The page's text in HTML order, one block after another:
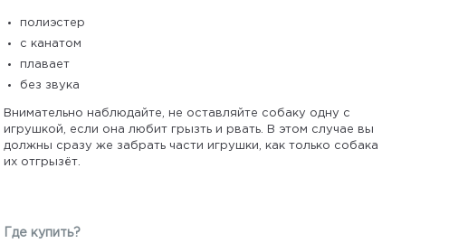
полиэстер
с канатом
плавает
без звука
Внимательно наблюдайте, не оставляйте собаку одну с
игрушкой, если она любит грызть и рвать. В этом случае вы
должны сразу же забрать части игрушки, как только собака
их отгрызёт.
Где купить?